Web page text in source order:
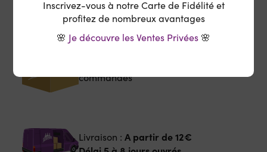
commandes
Livraison : A partir de 12€
Inscrivez-vous à notre Carte de Fidélité et
profitez de nombreux avantages
🌸 Je découvre les Ventes Privées 🌸